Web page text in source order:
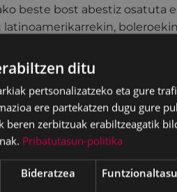
beste bost abestiz osatuta
da, lehenengo biak
maitagarrienetako bat
grabatuko da eta Koliseoan
taldeari zuzendu zaio,
zaretela jakinda eta
ditu
pertsonalizatzeko eta gure
ere partekatzen dugu gure
beren zerbitzuak erabiltzeagatik
Pribatutasun-politika
Bideratzea